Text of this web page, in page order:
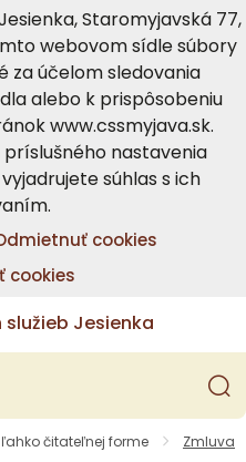
Staromyjavská 77,
webovom sídle súbory
za účelom sledovania
alebo k prispôsobeniu
www.cssmyjava.sk.
nastavenia
súhlas s ich
cookies
cookies
Jesienka
čitateľnej forme Zmluva